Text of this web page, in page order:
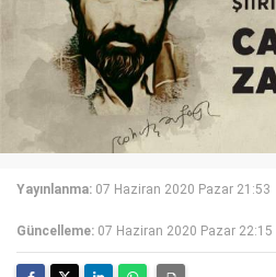
Yayınlanma: 07 Haziran 2020 Pazar 21:53
Güncelleme: 07 Haziran 2020 Pazar 22:15